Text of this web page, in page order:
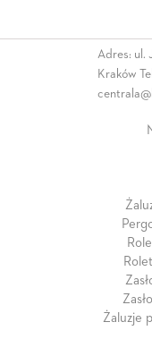
Adres: ul.
Kraków
Żaluzje